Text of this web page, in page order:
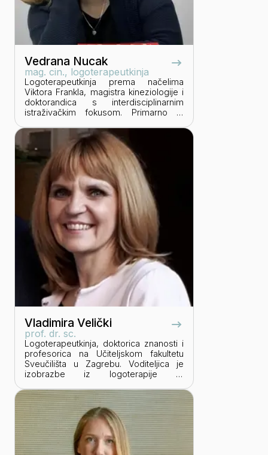
Vedrana Nucak
mag. cin., logoterapeutkinja
Logoterapeutkinja prema načelima
Viktora Frankla, magistra kineziologije i
doktorandica s interdisciplinarnim
istraživačkim fokusom. Primarno je
klijentima, koji čini temelj njezine
svakodnevne prakse. Kroz susrete
uživo i online pomaže u pronalaženju
smislenih odgovora i mogućih rješenja
u izazovnim životnim situacijama, a uz
to djeluje kao predavačica, mentorica i
supervizorica u edukaciji iz
logoterapije.
Vladimira Velički
prof. dr. sc.
Logoterapeutkinja, doktorica znanosti i
profesorica na Učiteljskom fakultetu
Sveučilišta u Zagrebu. Voditeljica je
izobrazbe iz logoterapije te
logoterapiju, obrazovanje i
savjetovanje. Dodatno se usavršavala
na Holistic Learning Institutu u Beču i
drugdje. Aktivno sudjeluje u radu
udruge „Audivko – centru za cjelovito
učenje, logoterapiju i egzistencijalnu